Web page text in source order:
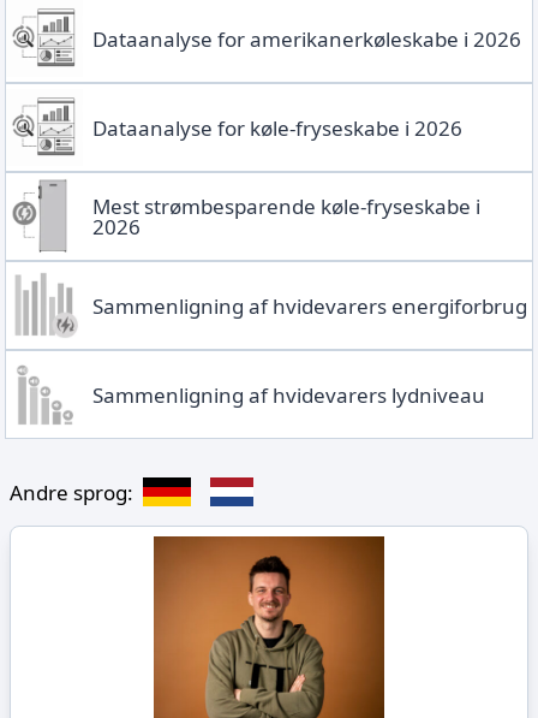
Dataanalyse for amerikanerkøleskabe i 2026
Dataanalyse for køle-fryseskabe i 2026
Mest strømbesparende køle-fryseskabe i
2026
Sammenligning af hvidevarers energiforbrug
Sammenligning af hvidevarers lydniveau
Andre sprog: